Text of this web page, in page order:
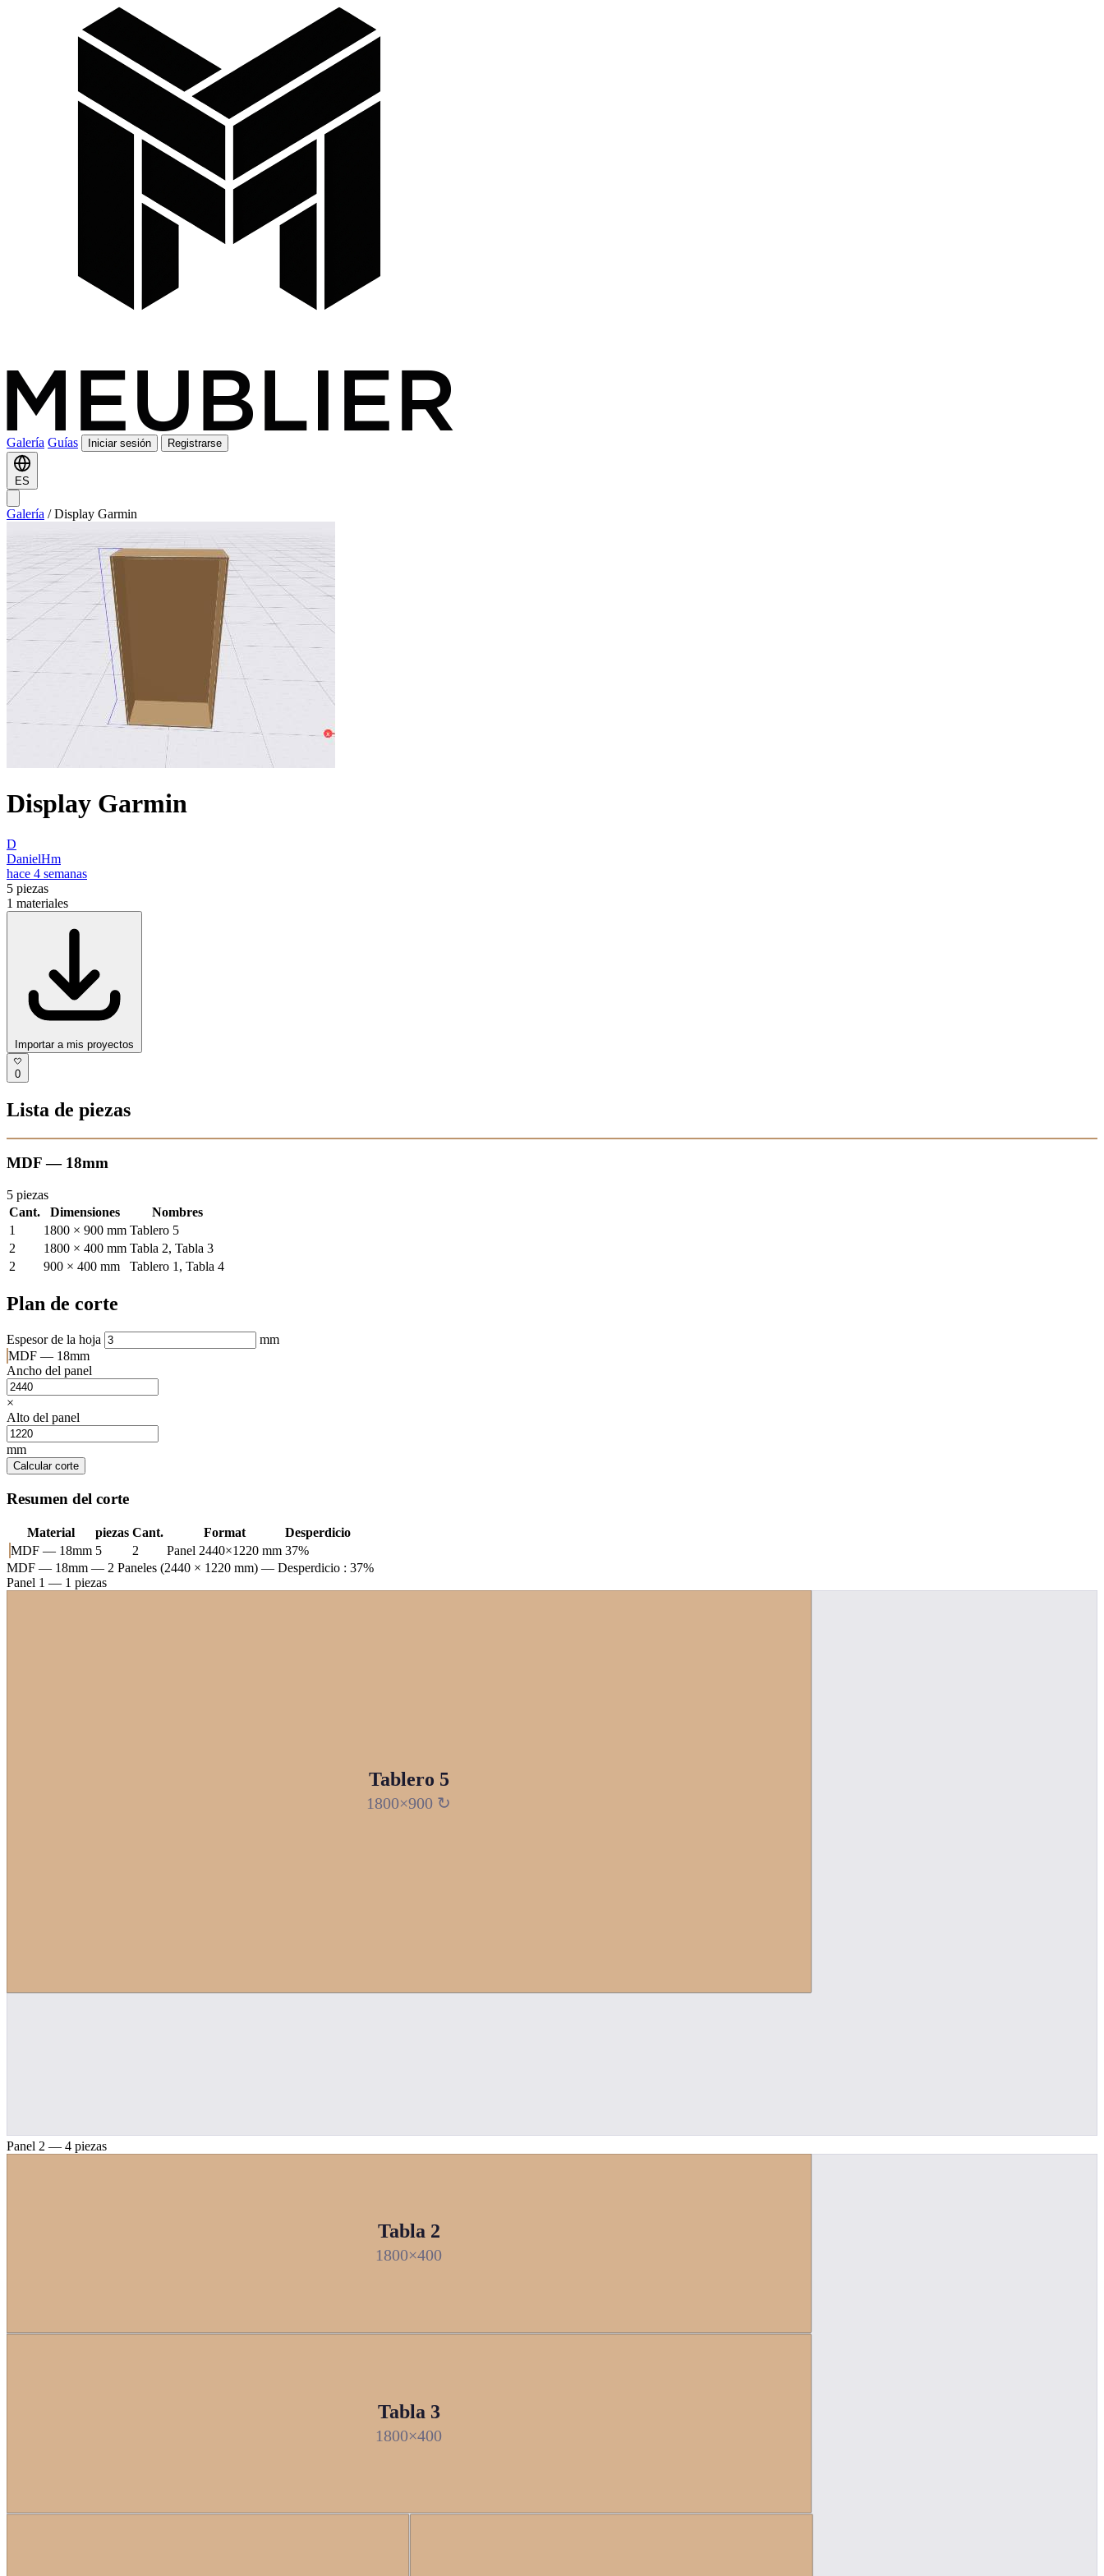
Galería Guías Iniciar sesión Registrarse
ES
Galería / Display Garmin
Display Garmin
D
DanielHm
hace 4 semanas
5 piezas
1 materiales
Importar a mis proyectos
0
Lista de piezas
MDF — 18mm
5 piezas
Cant.
Dimensiones
Nombres
1
1800 × 900 mm Tablero 5
2
1800 × 400 mm Tabla 2, Tabla 3
2
900 × 400 mm Tablero 1, Tabla 4
Plan de corte
Espesor de la hoja
mm
MDF — 18mm
Ancho del panel
×
Alto del panel
mm
Calcular corte
Resumen del corte
Material piezas Cant. Format
Desperdicio
MDF — 18mm 5 2 Panel 2440×1220 mm 37%
MDF — 18mm — 2 Paneles (2440 × 1220 mm) — Desperdicio : 37%
Panel 1 — 1 piezas
Tablero 5
1800×900 ↻
Panel 2 — 4 piezas
Tabla 2
1800×400
Tabla 3
1800×400